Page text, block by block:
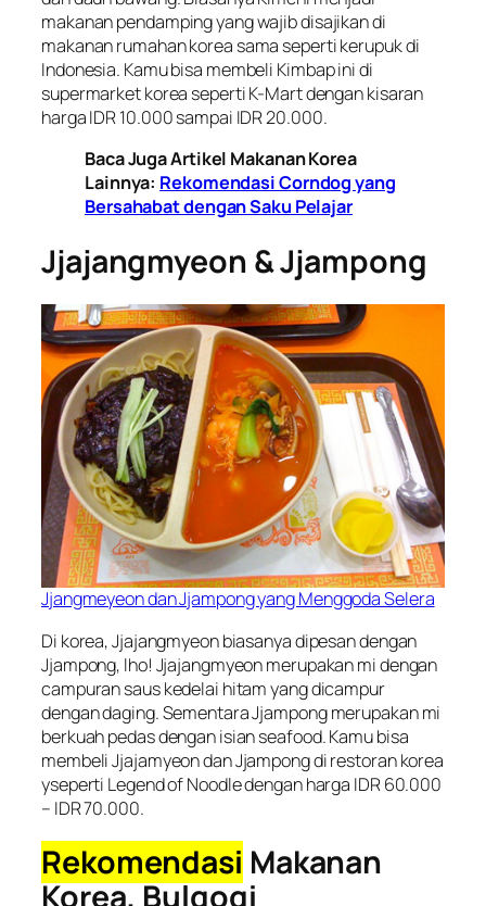
makanan pendamping yang wajib disajikan di
makanan rumahan korea sama seperti kerupuk di
Indonesia. Kamu bisa membeli Kimbap ini di
supermarket korea seperti K-Mart dengan kisaran
harga IDR 10.000 sampai IDR 20.000.
Baca Juga Artikel Makanan Korea
Lainnya: Rekomendasi Corndog yang
Bersahabat dengan Saku Pelajar
Jjajangmyeon & Jjampong
Jjangmeyeon dan Jjampong yang Menggoda Selera
Di korea, Jjajangmyeon biasanya dipesan dengan
Jjampong, lho! Jjajangmyeon merupakan mi dengan
campuran saus kedelai hitam yang dicampur
dengan daging. Sementara Jjampong merupakan mi
berkuah pedas dengan isian seafood. Kamu bisa
membeli Jjajamyeon dan Jjampong di restoran korea
yseperti Legend of Noodle dengan harga IDR 60.000
– IDR 70.000.
Rekomendasi Makanan
Korea,Bulgogi